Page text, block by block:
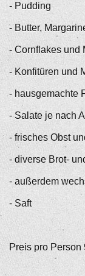
- Pudding
- Butter,
- Cornflakes und
- Konfitüren und
- hausgemachte
- Salate je nach
- frisches Obst
- diverse Brot-
- außerdem
- Saft
Preis pro Person